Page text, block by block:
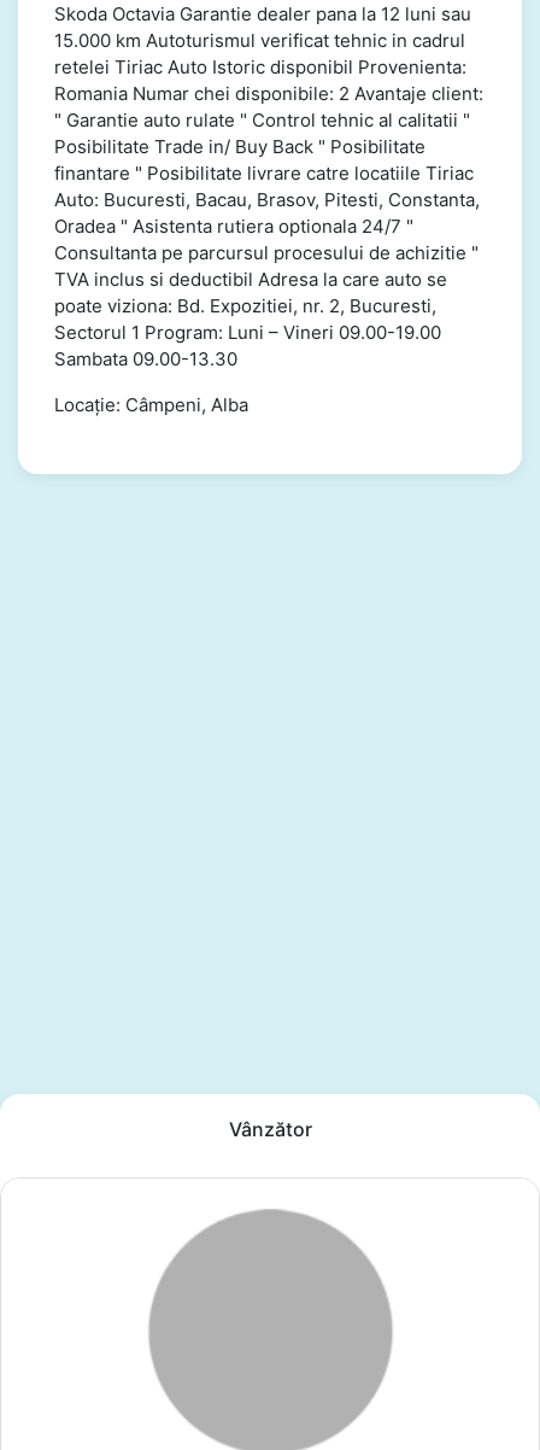
Skoda Octavia Garantie dealer pana la 12 luni sau
15.000 km Autoturismul verificat tehnic in cadrul
retelei Tiriac Auto Istoric disponibil Provenienta:
Romania Numar chei disponibile: 2 Avantaje client:
" Garantie auto rulate " Control tehnic al calitatii "
Posibilitate Trade in/ Buy Back " Posibilitate
finantare " Posibilitate livrare catre locatiile Tiriac
Auto: Bucuresti, Bacau, Brasov, Pitesti, Constanta,
Oradea " Asistenta rutiera optionala 24/7 "
Consultanta pe parcursul procesului de achizitie "
TVA inclus si deductibil Adresa la care auto se
poate viziona: Bd. Expozitiei, nr. 2, Bucuresti,
Sectorul 1 Program: Luni – Vineri 09.00-19.00
Sambata 09.00-13.30
Locație: Câmpeni, Alba
Vânzător